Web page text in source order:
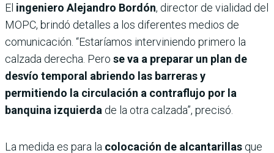
El ingeniero Alejandro Bordón, director de vialidad del
MOPC, brindó detalles a los diferentes medios de
comunicación. “Estaríamos interviniendo primero la
calzada derecha. Pero se va a preparar un plan de
desvío temporal abriendo las barreras y
permitiendo la circulación a contraflujo por la
banquina izquierda de la otra calzada”, precisó.
La medida es para la colocación de alcantarillas que